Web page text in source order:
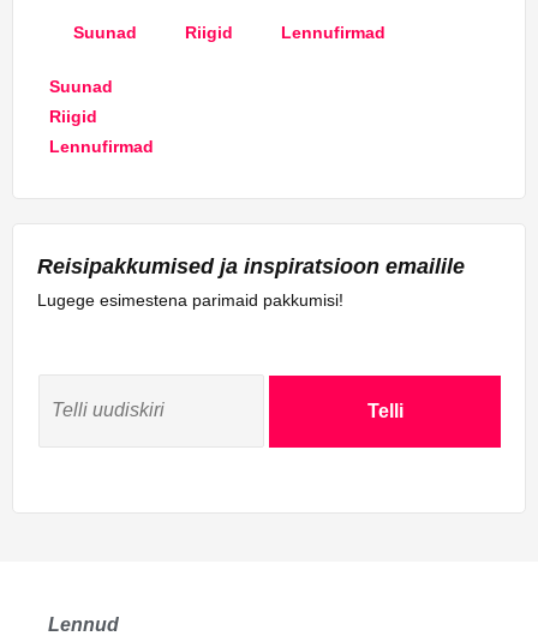
Suunad Riigid Lennufirmad
Suunad
Riigid
Lennufirmad
Reisipakkumised ja inspiratsioon emailile
Lugege esimestena parimaid pakkumisi!
Telli
Lennud